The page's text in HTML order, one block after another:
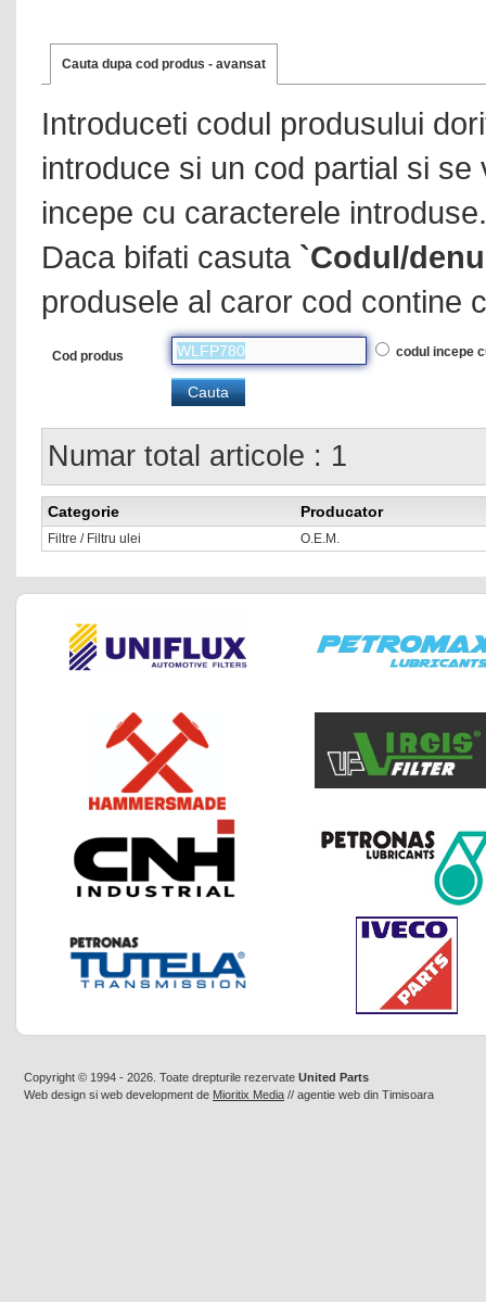
Cauta dupa cod produs - avansat
Introduceti codul produsului
introduce si un cod partial si
incepe cu caracterele introduse.
Daca bifati casuta `Codul/
produsele al caror cod contine
Cod produs codul incepe
Numar total articole : 1
Categorie Producator
Filtre / Filtru ulei O.E.M.
Copyright © 1994 - 2026. Toate drepturile rezervate United Parts
Web design si web development de Mioritix Media // agentie web din Timisoara